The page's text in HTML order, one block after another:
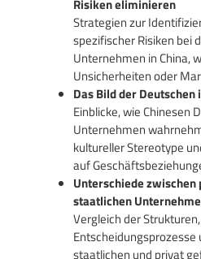
Risiken eliminieren
Strategien zur
spezifischer Risiken bei
Unternehmen in China,
Unsicherheiten oder
Das Bild der Deutschen
Einblicke, wie Chinesen
Unternehmen
kultureller Stereotype
auf
Unterschiede zwischen
staatlichen
Vergleich der Strukturen,
Entscheidungsprozesse
staatlichen und privat